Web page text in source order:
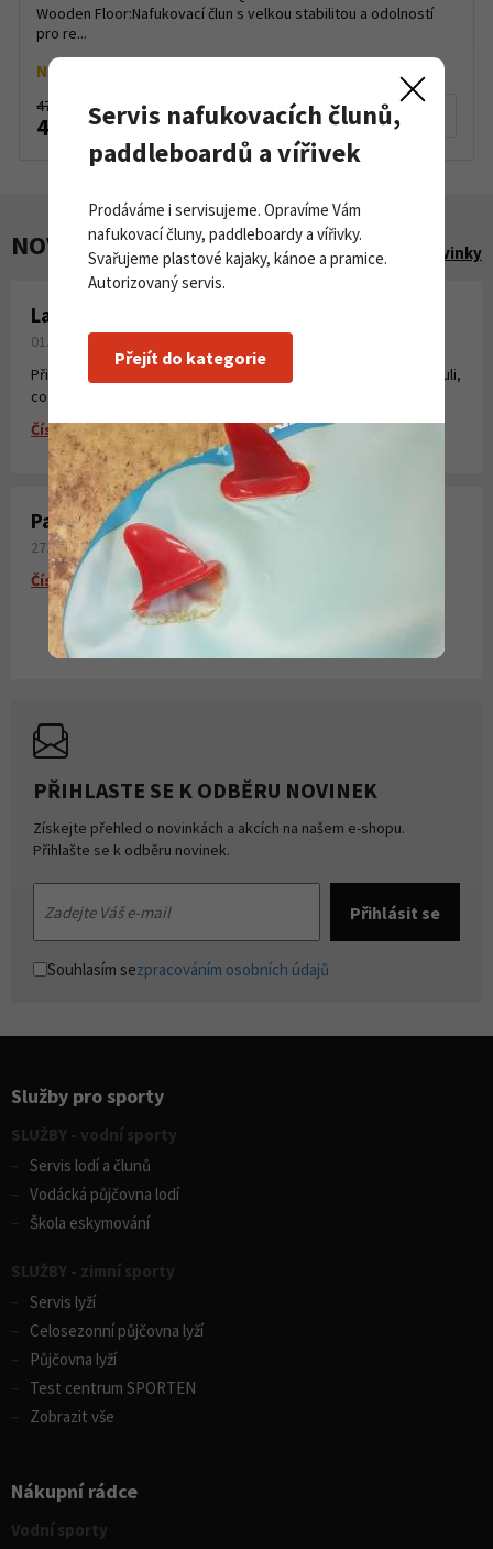
Wooden Floor:Nafukovací člun s velkou stabilitou a odolností
pro re...
Na objednávku
47 590 Kč
41 900 Kč Detail produktu
NOVINKY A AKCE Zobrazit všechny novinky
Laminování pryskyřicí a tkaninou
01. 08. 2026
Připravili jsme pro Vás krátké instruktážní video, kde jsme shrnuli,
co všechno potřebujete k laminování, vytvoření sklolaminátu.
Číst více
Paddleboardy Viking nově v naší nabídce
27. 06. 2026
Číst více
PŘIHLASTE SE K ODBĚRU NOVINEK
Získejte přehled o novinkách a akcích na našem e-shopu.
Přihlašte se k odběru novinek.
Souhlasím sezpracováním osobních údajů
Služby pro sporty
SLUŽBY - vodní sporty
Servis lodí a člunů
Vodácká půjčovna lodí
Škola eskymování
SLUŽBY - zimní sporty
Servis lyží
Celosezonní půjčovna lyží
Půjčovna lyží
Test centrum SPORTEN
Zobrazit vše
Nákupní rádce
Vodní sporty
Servis nafukovacích člunů,
paddleboardů a vířivek
Prodáváme i servisujeme. Opravíme Vám
nafukovací čluny, paddleboardy a vířivky.
Svařujeme plastové kajaky, kánoe a pramice.
Autorizovaný servis.
Přejít do kategorie